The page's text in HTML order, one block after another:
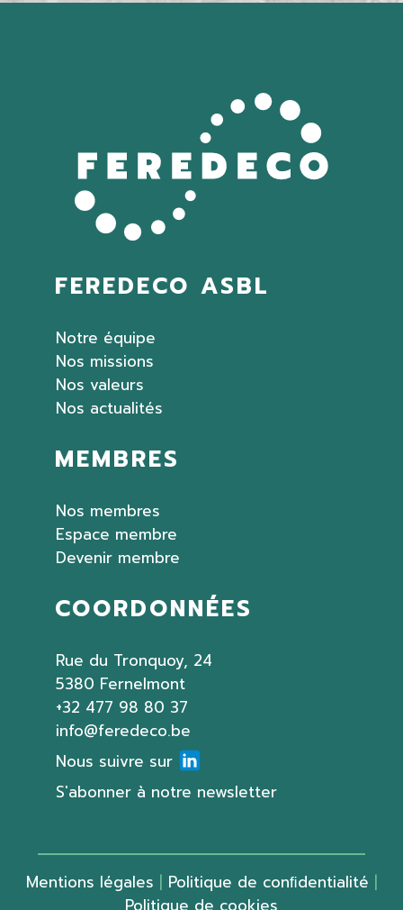
FEREDECO ASBL
Notre équipe
Nos missions
Nos valeurs
Nos actualités
MEMBRES
Nos membres
Espace membre
Devenir membre
COORDONNÉES
Rue du Tronquoy, 24
5380 Fernelmont
+32 477 98 80 37
info@feredeco.be
Nous suivre sur
S'abonner à notre newsletter
Mentions légales | Politique de conﬁdentialité |